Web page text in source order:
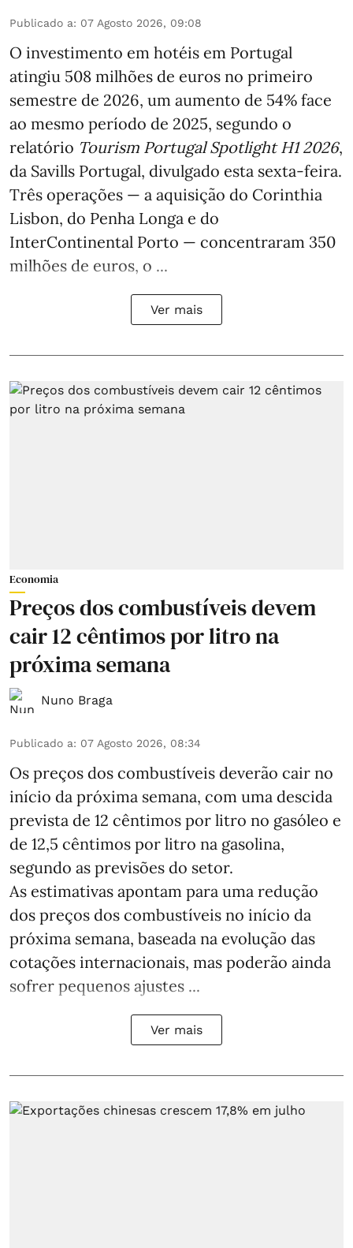
Publicado a: 07 Agosto 2026, 09:08
O investimento em hotéis em Portugal
atingiu 508 milhões de euros no primeiro
semestre de 2026, um aumento de 54% face
ao mesmo período de 2025, segundo o
relatório Tourism Portugal Spotlight H1 2026,
da Savills Portugal, divulgado esta sexta-feira.
Três operações — a aquisição do Corinthia
Lisbon, do Penha Longa e do
InterContinental Porto — concentraram 350
milhões de euros, o ...
Ver mais
Economia
Preços dos combustíveis devem
cair 12 cêntimos por litro na
próxima semana
Nuno Braga
Publicado a: 07 Agosto 2026, 08:34
Os preços dos combustíveis deverão cair no
início da próxima semana, com uma descida
prevista de 12 cêntimos por litro no gasóleo e
de 12,5 cêntimos por litro na gasolina,
segundo as previsões do setor.
As estimativas apontam para uma redução
dos preços dos combustíveis no início da
próxima semana, baseada na evolução das
cotações internacionais, mas poderão ainda
sofrer pequenos ajustes ...
Ver mais